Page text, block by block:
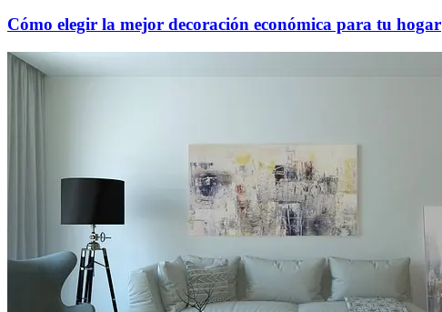
Cómo elegir la mejor decoración económica para tu hogar